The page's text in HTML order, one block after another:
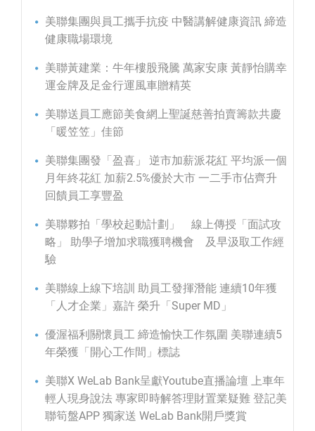
美聯集團與員工攜手抗疫 中醫講解健康資訊 締造
健康職場環境
美聯黃建業：牛年樓股飛騰 萬家安康 黃靜怡購幸
運金牌及足金行運風車贈精英
美聯送員工應節美食網上聖誕慈善拍賣籌款共慶
「暖笠笠」佳節
美聯集團發「盈喜」 逆市加薪派花紅 平均派一個
月年終花紅 加薪2.5%優於大市 一二手市佔齊升
回饋員工享豐盈
美聯夥拍「學校起動計劃」 線上傳授「面試攻
略」 助學子增加求職獲聘機會 及早汲取工作經
驗
美聯線上線下培訓 助員工發揮潛能 連續10年獲
「人才企業」嘉許 榮升「Super MD」
優渥福利關懷員工 締造愉快工作氛圍 美聯連續5
年榮獲「開心工作間」標誌
美聯X WeLab Bank呈獻Youtube直播論壇 上車年
輕人現身說法 專家即時解答理財置業疑難 登記美
聯筍盤APP 獨家送 WeLab Bank開戶獎賞